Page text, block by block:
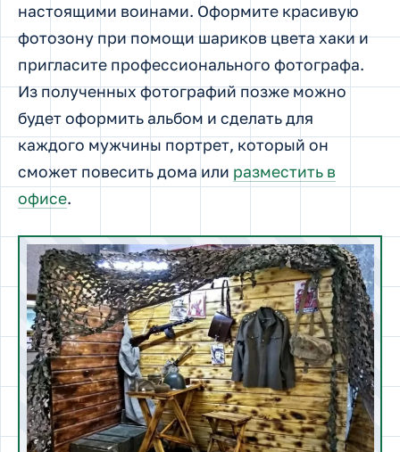
настоящими воинами. Оформите красивую
фотозону при помощи шариков цвета хаки и
пригласите профессионального фотографа.
Из полученных фотографий позже можно
будет оформить альбом и сделать для
каждого мужчины портрет, который он
сможет повесить дома или разместить в
офисе.